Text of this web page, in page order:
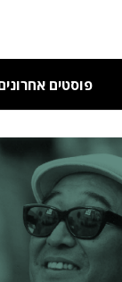
פוסטים אחרונים